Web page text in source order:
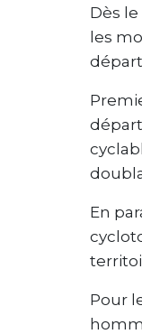
Dès
les
En
Pour